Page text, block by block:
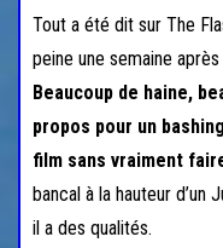
Tout a été dit sur The
peine une semaine
Beaucoup de haine,
propos pour un
film sans vraiment
bancal à la hauteur d’un
il a des qualités.